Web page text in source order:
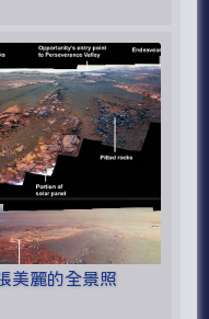
美麗的全景照